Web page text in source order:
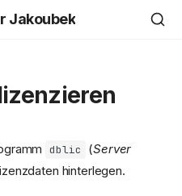
Jakoubek
dblic (Server
hinterlegen.